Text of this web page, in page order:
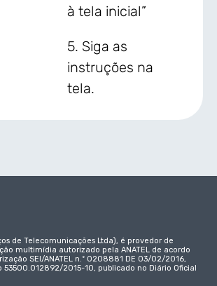
à tela inicial”
5. Siga as
instruções na
tela.
de Telecomunicações Ltda), é provedor de
multimídia autorizado pela ANATEL de acordo
SEI/ANATEL n.º 0208881 DE 03/02/2016,
2015-10, publicado no Diário Oficial